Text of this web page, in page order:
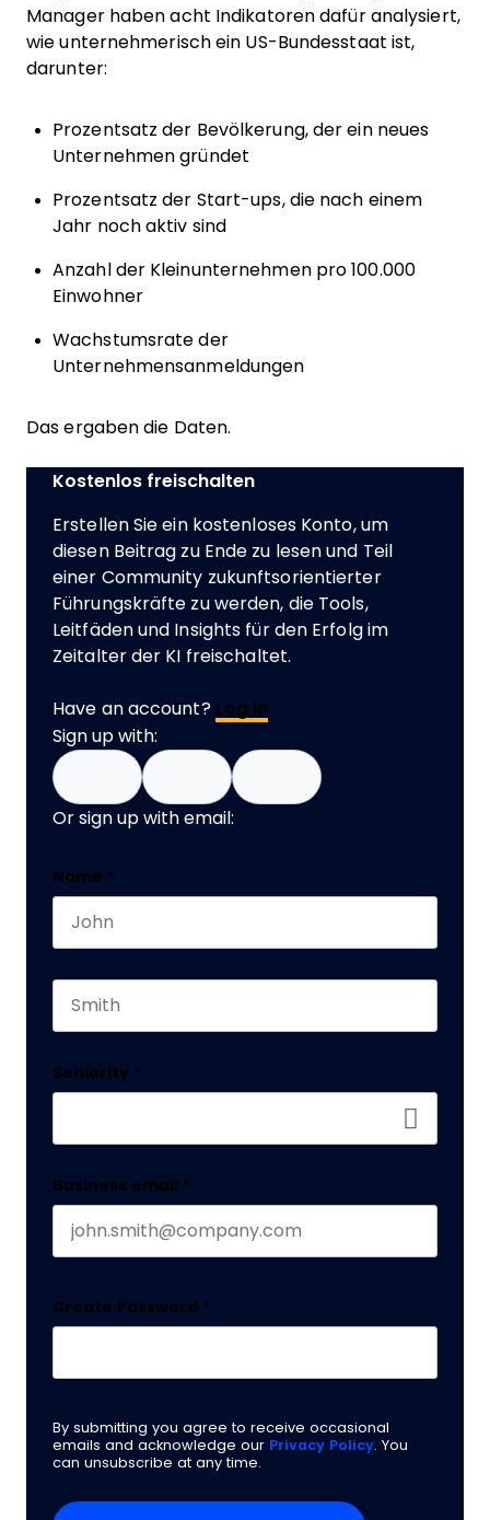
Manager haben acht Indikatoren dafür analysiert,
wie unternehmerisch ein US-Bundesstaat ist,
darunter:
Prozentsatz der Bevölkerung, der ein neues
Unternehmen gründet
Prozentsatz der Start-ups, die nach einem
Jahr noch aktiv sind
Anzahl der Kleinunternehmen pro 100.000
Einwohner
Wachstumsrate der
Unternehmensanmeldungen
Das ergaben die Daten.
Kostenlos freischalten
Erstellen Sie ein kostenloses Konto, um
diesen Beitrag zu Ende zu lesen und Teil
einer Community zukunftsorientierter
Führungskräfte zu werden, die Tools,
Leitfäden und Insights für den Erfolg im
Zeitalter der KI freischaltet.
Have an account? Log In
Sign up with:
Or sign up with email:
Comments
Name *
Seniority *
Business email *
Create Password *
By submitting you agree to receive occasional
emails and acknowledge our Privacy Policy. You
can unsubscribe at any time.